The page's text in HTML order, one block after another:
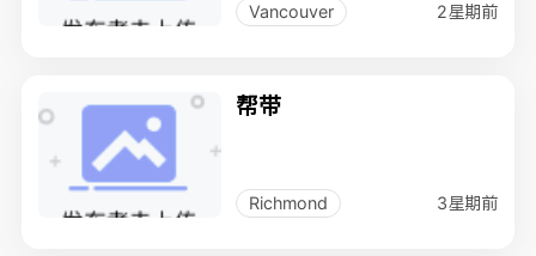
Vancouver 2星期前
帮带
Richmond 3星期前